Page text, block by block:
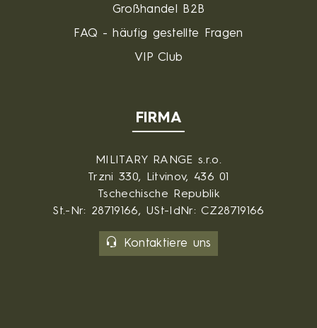
Großhandel B2B
FAQ - häufig gestellte Fragen
VIP Club
FIRMA
MILITARY RANGE s.r.o.
Trzni 330, Litvinov, 436 01
Tschechische Republik
St.-Nr: 28719166, USt-IdNr: CZ28719166
Kontaktiere uns